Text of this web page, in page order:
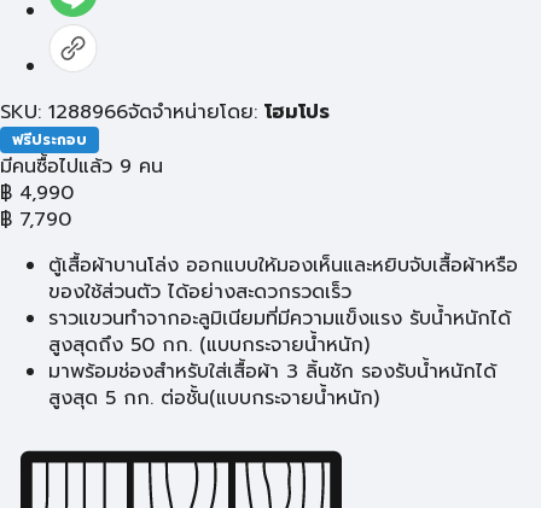
SKU: 1288966จัดจำหน่ายโดย: โฮมโปร
ฟรีประกอบ
มีคนซื้อไปแล้ว 9 คน
฿ 4,990
฿ 7,790
ตู้เสื้อผ้าบานโล่ง ออกแบบให้มองเห็นและหยิบจับเสื้อผ้าหรือ
ของใช้ส่วนตัว ได้อย่างสะดวกรวดเร็ว
ราวแขวนทำจากอะลูมิเนียมที่มีความแข็งแรง รับน้ำหนักได้
สูงสุดถึง 50 กก. (แบบกระจายน้ำหนัก)
มาพร้อมช่องสำหรับใส่เสื้อผ้า 3 ลิ้นชัก รองรับน้ำหนักได้
สูงสุด 5 กก. ต่อชั้น(แบบกระจายน้ำหนัก)